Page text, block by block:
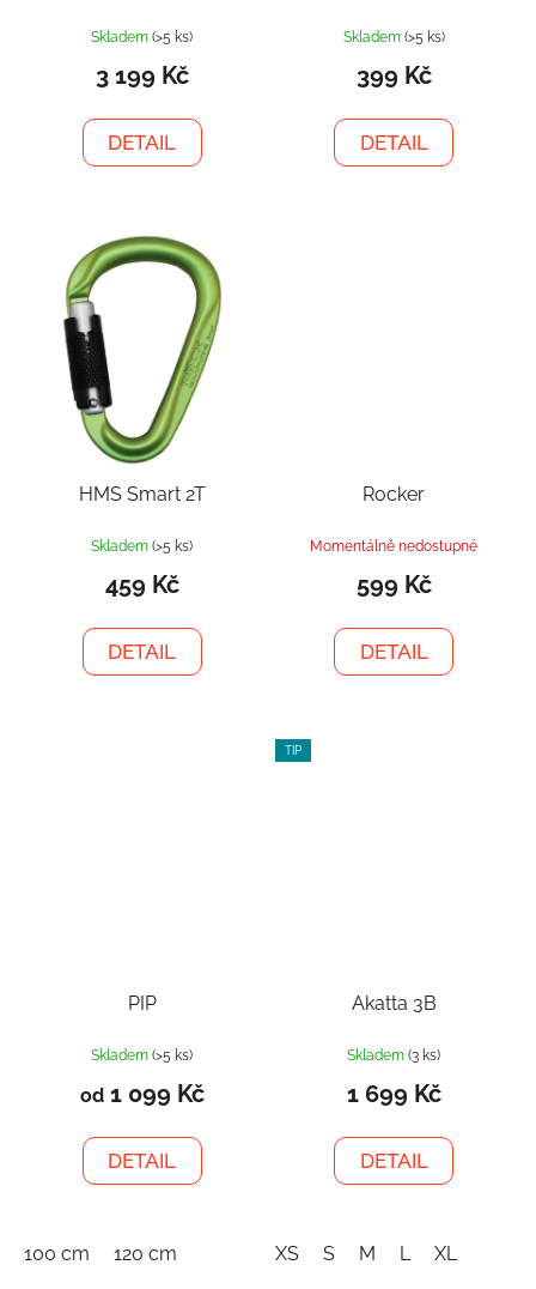
Skladem(>5 ks)
3 199 Kč
DETAIL
Skladem (>5 ks)
399 Kč
DETAIL
HMS Smart 2T
Skladem(>5 ks)
459 Kč
DETAIL
Rocker
Momentálně nedostupné
599 Kč
DETAIL
PIP
Skladem(>5 ks)
od1 099 Kč
DETAIL
100 cm 120 cm
TIP
Akatta 3B
Skladem (3 ks)
1 699 Kč
DETAIL
XS S M L XL